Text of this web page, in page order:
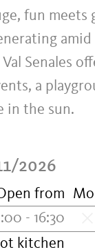
fun
Senales
a
in the sun.
2026
from
- 16:30
kitchen